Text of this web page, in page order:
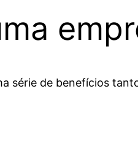
série de benefícios